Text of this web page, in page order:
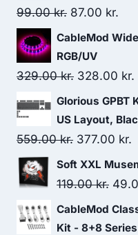
99.00kr. Original
price
was:
99.00 kr..
87.00 kr.
CableMod
RGB/UV
329.00kr. Original
price
was:
329.00 kr..
328.00 kr.
Glorious GPBT
US Layout,
559.00kr. Original
price
was:
377.00 kr.
Soft XXL
119.00kr.
was:
CableMod
Kit - 8+8